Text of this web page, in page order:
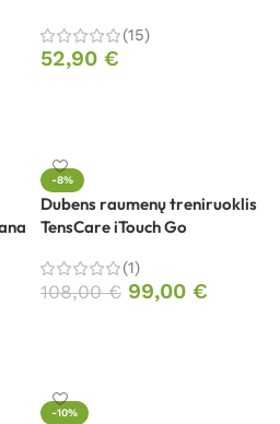
(15)
52,90 €
-8%
Dubens raumenų treniruoklis
TensCare iTouch Go
(1)
108,00€ 99,00 €
-10%